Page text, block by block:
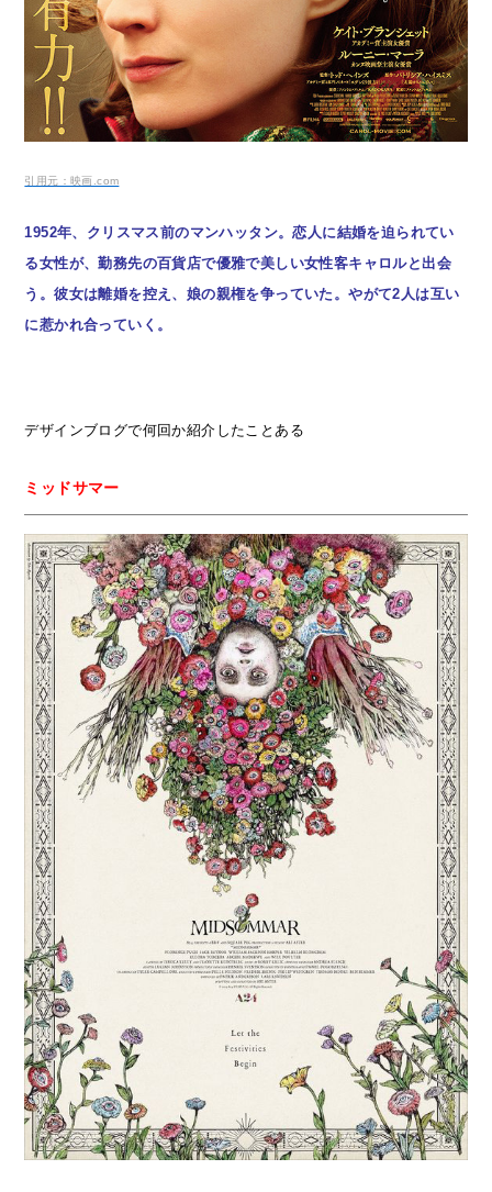
引用元：映画.com
1952年、クリスマス前のマンハッタン。恋人に結婚を迫られてい
る女性が、勤務先の百貨店で優雅で美しい女性客キャロルと出会
う。彼女は離婚を控え、娘の親権を争っていた。やがて2人は互い
に惹かれ合っていく。
デザインブログで何回か紹介したことある
ミッドサマー